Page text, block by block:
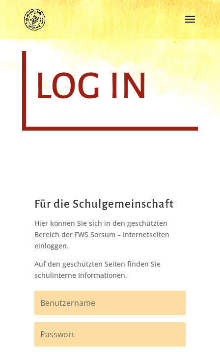
LOG IN
Für die Schulgemeinschaft
Hier können Sie sich in den geschützten
Bereich der FWS Sorsum – Internetseiten
einloggen.
Auf den geschützten Seiten finden Sie
schulinterne Informationen.